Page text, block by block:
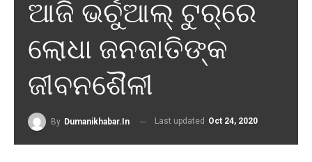
ଆଜି ଭର୍ଚୁଆଲ୍‌ ଟୁର୍‌ରେ
ଲୋଧା ଜନଜାତିଙ୍କ
ଜୀବନଶୈଳୀ
By Dumanikhabar.in Last updated Oct 24, 2020